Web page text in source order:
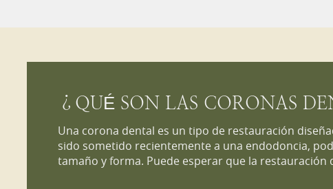
¿QUÉ SON LAS CORONAS
Una corona dental es un tipo de restauración
sido sometido recientemente a una endodoncia,
tamaño y forma. Puede esperar que la